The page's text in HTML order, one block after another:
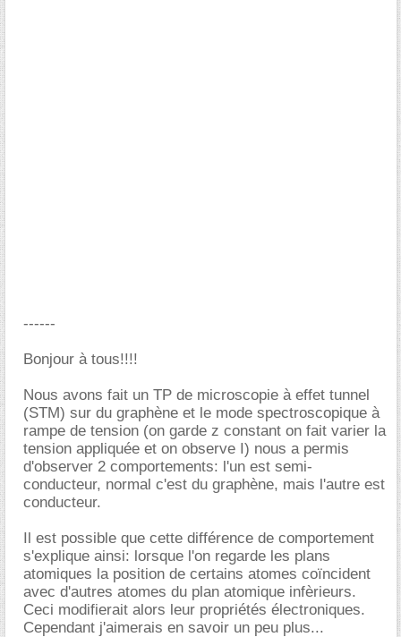
------
Bonjour à tous!!!!
Nous avons fait un TP de microscopie à effet tunnel
(STM) sur du graphène et le mode spectroscopique à
rampe de tension (on garde z constant on fait varier la
tension appliquée et on observe I) nous a permis
d'observer 2 comportements: l'un est semi-
conducteur, normal c'est du graphène, mais l'autre est
conducteur.
Il est possible que cette différence de comportement
s'explique ainsi: lorsque l'on regarde les plans
atomiques la position de certains atomes coïncident
avec d'autres atomes du plan atomique infèrieurs.
Ceci modifierait alors leur propriétés électroniques.
Cependant j'aimerais en savoir un peu plus...